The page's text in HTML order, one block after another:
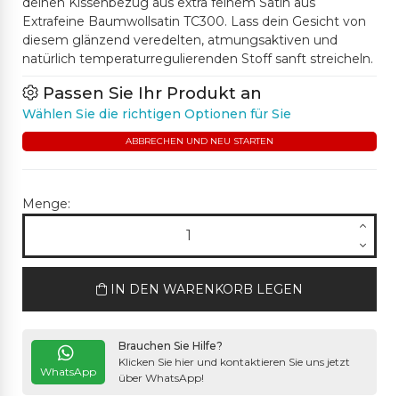
Extrafeine Baumwollsatin TC300. Lass dein Gesicht von
diesem glänzend veredelten, atmungsaktiven und
natürlich temperaturregulierenden Stoff sanft streicheln.
Passen Sie Ihr Produkt an
Wählen Sie die richtigen Optionen für Sie
ABBRECHEN UND NEU STARTEN
Menge:
IN DEN WARENKORB LEGEN
WhatsApp
Brauchen Sie Hilfe?
Klicken Sie hier und kontaktieren Sie uns jetzt
über WhatsApp!